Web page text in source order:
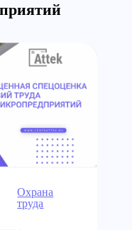
Охрана
труда